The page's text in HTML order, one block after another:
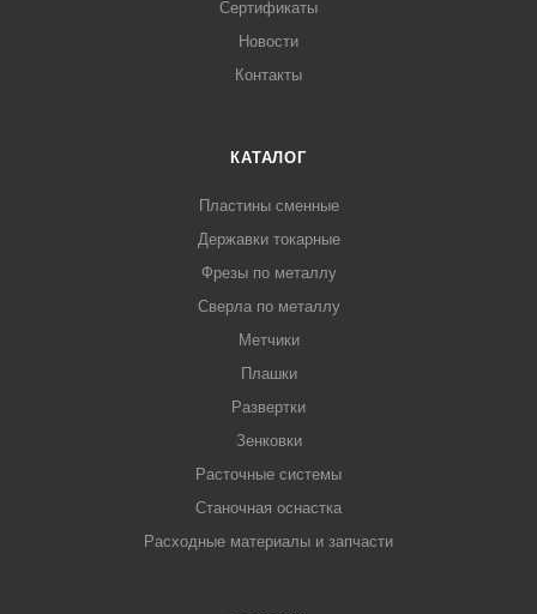
Сертификаты
Новости
Контакты
КАТАЛОГ
Пластины сменные
Державки токарные
Фрезы по металлу
Сверла по металлу
Метчики
Плашки
Развертки
Зенковки
Расточные системы
Станочная оснастка
Расходные материалы и запчасти